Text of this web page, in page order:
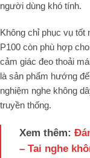
người dùng khó tính.
Không chỉ phục vụ tốt
P100 còn phù hợp
cảm giác đeo thoải
là sản phẩm hướng
nghiệm nghe không
truyền thống.
Xem thêm:
– Tai nghe